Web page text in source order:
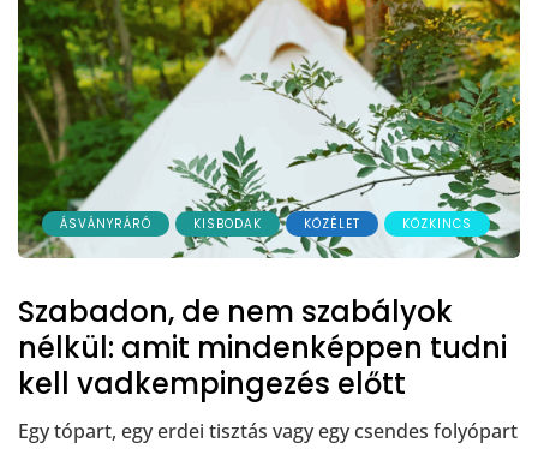
ÁSVÁNYRÁRÓ KISBODAK KÖZÉLET KÖZKINCS
Szabadon, de nem szabályok
nélkül: amit mindenképpen tudni
kell vadkempingezés előtt
Egy tópart, egy erdei tisztás vagy egy csendes folyópart